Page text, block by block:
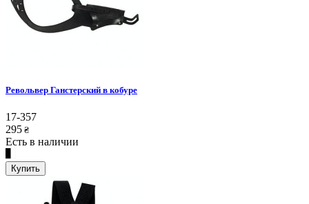
Револьвер Ганстерский в кобуре
17-357
295 ₴
Есть в наличии
Купить